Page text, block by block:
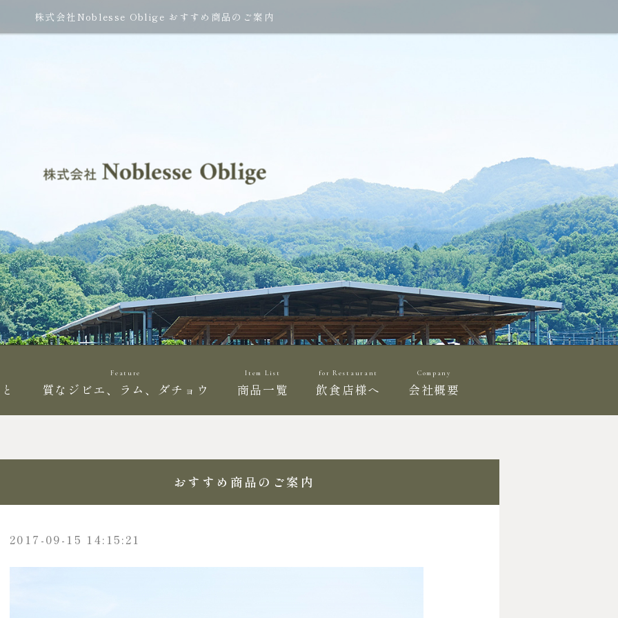
株式会社Noblesse Oblige おすすめ商品のご案内
Feature
質なジビエ、ラム、ダチョウ
Item List
商品一覧
for Restaurant
飲食店様へ
Company
会社概要
おすすめ商品のご案内
2017-09-15 14:15:21